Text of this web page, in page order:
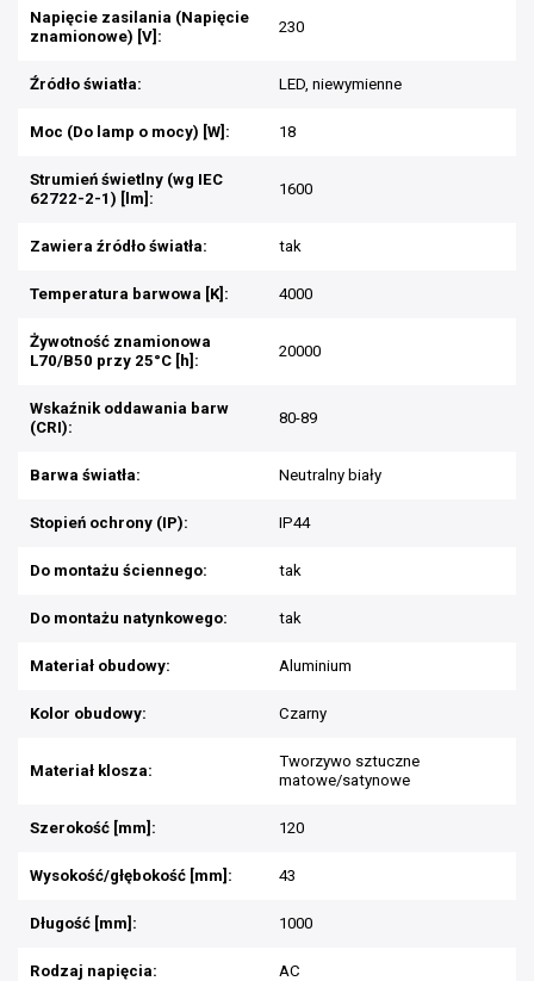
Napięcie zasilania (Napięcie
znamionowe) [V]:
230
Źródło światła: LED, niewymienne
Moc (Do lamp o mocy) [W]: 18
Strumień świetlny (wg IEC
62722-2-1) [lm]:
1600
Zawiera źródło światła: tak
Temperatura barwowa [K]: 4000
Żywotność znamionowa
L70/B50 przy 25°C [h]:
20000
Wskaźnik oddawania barw
(CRI):
80-89
Barwa światła: Neutralny biały
Stopień ochrony (IP): IP44
Do montażu ściennego: tak
Do montażu natynkowego: tak
Materiał obudowy: Aluminium
Kolor obudowy: Czarny
Materiał klosza:
Tworzywo sztuczne
matowe/satynowe
Szerokość [mm]: 120
Wysokość/głębokość [mm]: 43
Długość [mm]: 1000
Rodzaj napięcia: AC